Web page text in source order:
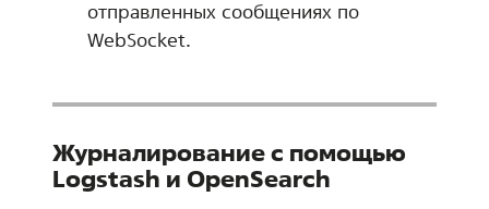
отправленных сообщениях по
WebSocket.
Журналирование с помощью
Logstash и OpenSearch